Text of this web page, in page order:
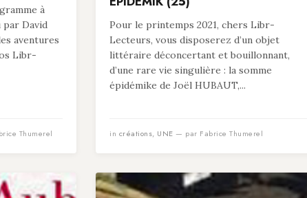
à
par David
aventures
Libr-
Thumerel
Pour le printemps 2021, chers Libr-
Lecteurs, vous disposerez d’un objet
littéraire déconcertant et bouillonnant,
d’une rare vie singulière : la somme
épidémike de Joël HUBAUT,...
in créations, UNE — par Fabrice Thumerel